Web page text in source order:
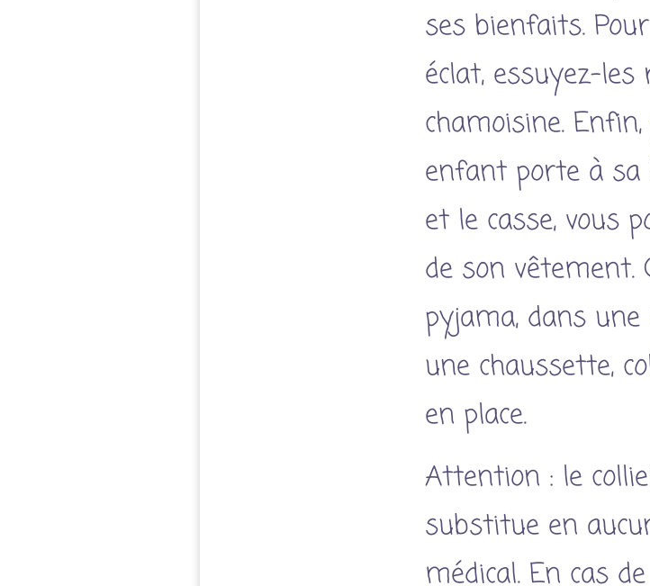
ses bienfaits.
éclat, essuyez-
chamoisine.
enfant porte à sa
et le casse, vous
de son vêtement.
pyjama, dans
une chaussette,
en place.
Attention : le
substitue en
médical. En cas